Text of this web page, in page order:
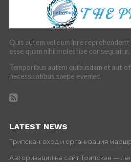
Quis autem vel eum iure
esse quam nihil molestiae
Temporibus autem quibusdam et aut
necessitatibus saepe eveniet.
LATEST NEWS
Трипскан: вход и организация
Авторизация на сайт Трипскан —